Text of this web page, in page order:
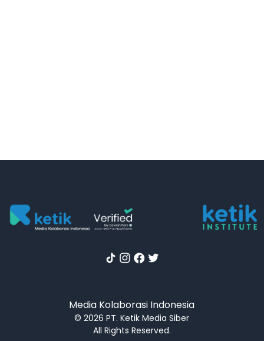
Media Kolaborasi Indonesia
© 2026 PT. Ketik Media Siber
All Rights Reserved.